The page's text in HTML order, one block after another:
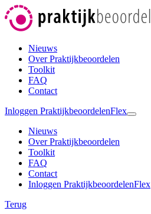
Nieuws
Over Praktijkbeoordelen
Toolkit
FAQ
Contact
Inloggen PraktijkbeoordelenFlex
Nieuws
Over Praktijkbeoordelen
Toolkit
FAQ
Contact
Inloggen PraktijkbeoordelenFlex
Terug